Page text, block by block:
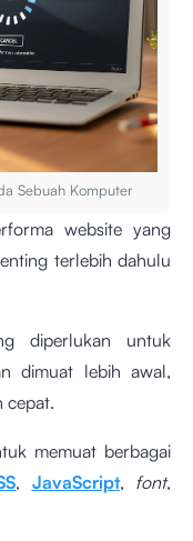
Sebuah Komputer
website yang
terlebih dahulu
untuk
dimuat lebih awal,
cepat.
memuat berbagai
, JavaScript, font,